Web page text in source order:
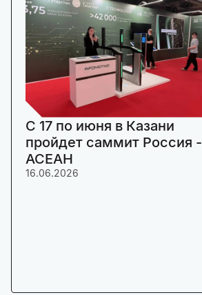
C 17 по июня в Казани
пройдет саммит Россия -
АСЕАН
16.06.2026